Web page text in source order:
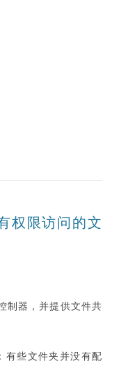
权限访问的文
制器，并提供文件共
有些文件夹并没有配